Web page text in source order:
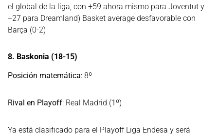
el global de la liga, con +59 ahora mismo para Joventut y
+27 para Dreamland) Basket average desfavorable con
Barça (0-2)
8. Baskonia (18-15)
Posición matemática: 8º
Rival en Playoff: Real Madrid (1º)
Ya está clasificado para el Playoff Liga Endesa y será